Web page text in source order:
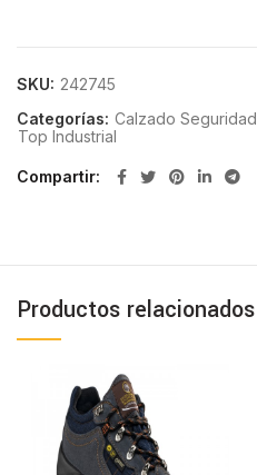
SKU: 242745
Categorías: Calzado Seguridad
Top Industrial
Compartir
Productos relacionados